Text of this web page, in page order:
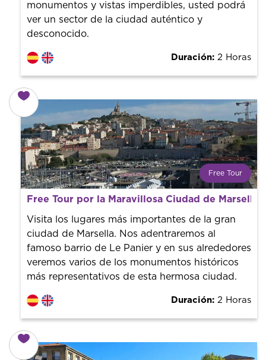
monumentos y vistas imperdibles, usted podrá
ver un sector de la ciudad auténtico y
desconocido.
Duración: 2 Horas
Free Tour
¿Qué es un FREE TOUR?
Tendencia mundial en rutas turísticas. Reserva sin coste
con un guía profesional. ¡El precio es libre! Por lo que al
finalizar la experiencia tú le pones el precio.
Free Tour por la Maravillosa Ciudad de Marsella
Visita los lugares más importantes de la gran
ciudad de Marsella. Nos adentraremos al
famoso barrio de Le Panier y en sus alrededores
veremos varios de los monumentos históricos
más representativos de esta hermosa ciudad.
Duración: 2 Horas